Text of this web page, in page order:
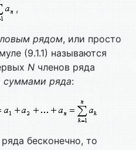
,
рядом, или просто
(9.1.1) называются
N членов ряда
суммами ряда:
бесконечно, то